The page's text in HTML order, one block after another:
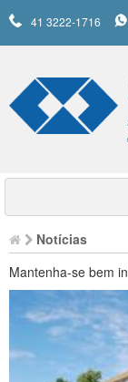
41 3222-1716
SINAEP
UNIMED
SERVIÇOS
NOTÍCIAS
Notícias
Mantenha-se bem